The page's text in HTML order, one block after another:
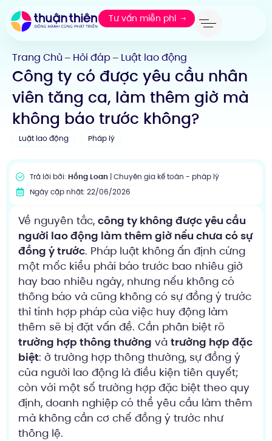
Tư vấn miễn phí
Trang Chủ — Hỏi đáp — Luật lao động
Công ty có được yêu cầu nhân
viên tăng ca, làm thêm giờ mà
không báo trước không?
Luật lao động Pháp lý
Trả lời bởi: Hồng Loan| Chuyên gia kế toán - pháp lý
Ngày cập nhật: 22/06/2026
Về nguyên tắc, công ty không được yêu cầu
người lao động làm thêm giờ nếu chưa có sự
đồng ý trước. Pháp luật không ấn định cứng
một mốc kiểu phải báo trước bao nhiêu giờ
hay bao nhiêu ngày, nhưng nếu không có
thông báo và cũng không có sự đồng ý trước
thì tính hợp pháp của việc huy động làm
thêm sẽ bị đặt vấn đề. Cần phân biệt rõ
trường hợp thông thường và trường hợp đặc
biệt: ở trường hợp thông thường, sự đồng ý
của người lao động là điều kiện tiên quyết;
còn với một số trường hợp đặc biệt theo quy
định, doanh nghiệp có thể yêu cầu làm thêm
mà không cần cơ chế đồng ý trước như
thông lệ.